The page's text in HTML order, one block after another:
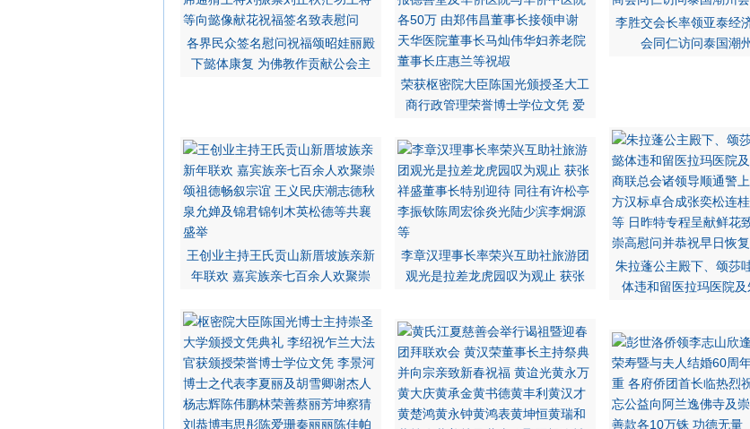
各界民众签名慰问祝福颂昭娃丽殿
下懿体康复 为佛教作贡献公会主
荣获枢密院大臣陈国光颁授圣大工
商行政管理荣誉博士学位文凭 爱
李胜交会长率领亚泰经
会同仁访问泰国潮
王创业主持王氏贡山新厝坡族亲新
年联欢 嘉宾族亲七百余人欢聚崇
李章汉理事长率荣兴互助社旅游团
观光是拉差龙虎园叹为观止 获张
朱拉蓬公主殿下、颂莎
体违和留医拉玛医院及